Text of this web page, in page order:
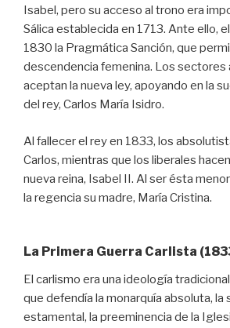
Isabel, pero su acceso al trono era
Sálica establecida en 1713. Ante ello,
1830 la Pragmática Sanción, que
descendencia femenina. Los sectores
aceptan la nueva ley, apoyando en la
del rey, Carlos María Isidro.
Al fallecer el rey en 1833, los
Carlos, mientras que los liberales
nueva reina, Isabel II. Al ser ésta
la regencia su madre, María Cristina.
La Primera Guerra Carlista
El carlismo era una ideología
que defendía la monarquía absoluta, la
estamental, la preeminencia de la